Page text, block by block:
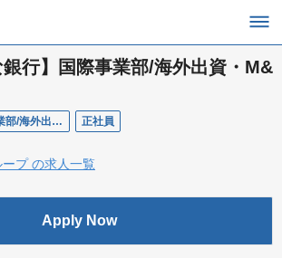
行】国際事業部/海外出資・M&
【RB・本部】国際事業部/海外出資・M&A業務 正社員
ープ の求人一覧
Apply Now